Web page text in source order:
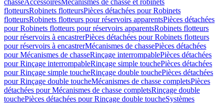
chasseAccessoiresMécanismes de chasse et robinets
flotteursRobinets flotteursPièces détachées pour Robinets
flotteursRobinets flotteurs pour réservoirs apparentsPièces détachées
pour Robinets flotteurs pour réservoirs apparentsRobinets flotteurs
pour réservoirs à encastrerPièces détachées pour Robinets flotteurs
pour réservoirs à encastrerMécanismes de chassePièces détachées
pour Mécanismes de chasseRinçage interrompablePièces détachées
pour Rinçage interrompableRinçage simple touchePièces détachées
pour Rinçage simple toucheRinçage double touchePièces détachées
pour Rinçage double toucheMécanismes de chasse completsPièces
détachées pour Mécanismes de chasse completsRinçage double
touchePièces détachées pour Rinçage double toucheSystèmes